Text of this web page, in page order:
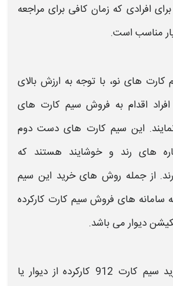
افرادی که زمان کافی برای مراجعه
مناسب است.
کارت های نو، با توجه به ارزش بالای
اقدام به فروش سیم کارت های
این سیم کارت های دست دوم
های رند و خوشایند هستند که
از جمله روش هایخرید این سیم
سامانه های فروش سیم کارت کارکرده
دیوار می باشد.
سیم کارت 912 کارکرده از دیوار یا